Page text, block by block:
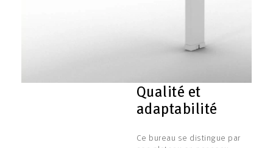
Qualité et
adaptabilité
Ce bureau se distingue par